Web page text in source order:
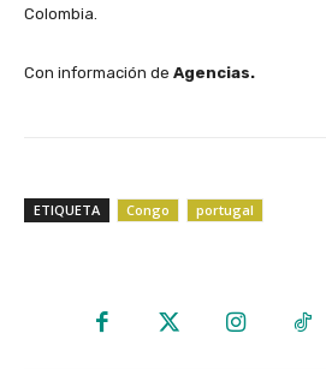
Colombia.
Con información de Agencias.
ETIQUETA Congo portugal